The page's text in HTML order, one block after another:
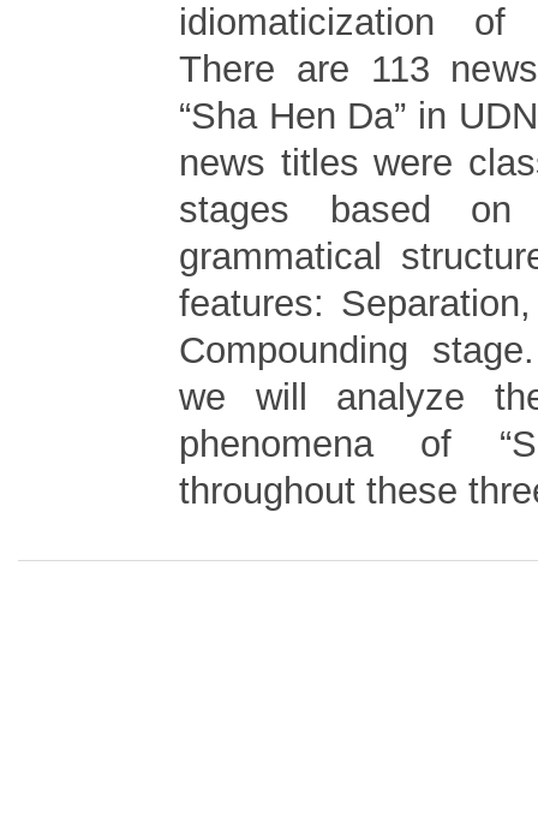
idiomaticization
There are 113
“Sha Hen Da” in
news titles were
stages based on
grammatical
features:
Compounding
we will analyze
phenomena of
throughout these